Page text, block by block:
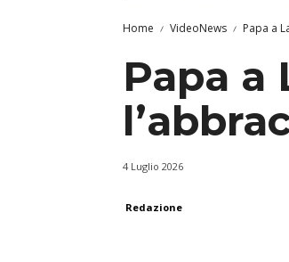
Home VideoNews Papa a
Papa a
4 Luglio 2026
Redazione